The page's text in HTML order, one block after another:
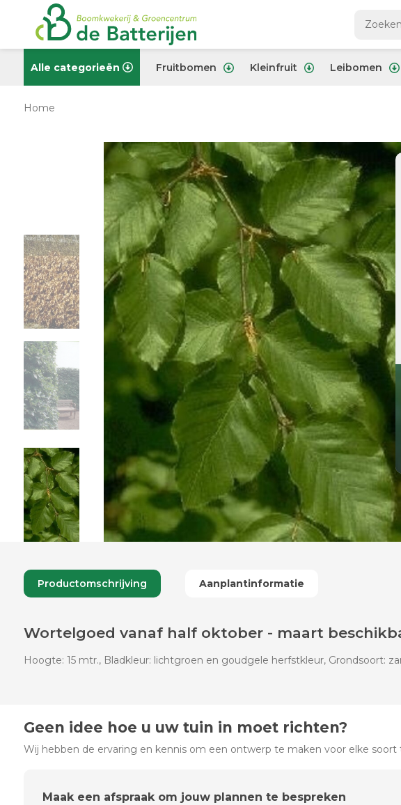
Alle categorieën Fruitbomen Kleinfruit Leibomen
Home
Productomschrijving Aanplantinformatie
Wortelgoed vanaf half oktober - maart
Hoogte: 15 mtr., Bladkleur: lichtgroen en goudgele herfstkleur, Grondsoort:
Geen idee hoe u uw tuin in moet richten?
Wij hebben de ervaring en kennis om een ontwerp te maken voor elke soort
Maak een afspraak om jouw plannen te bespreken